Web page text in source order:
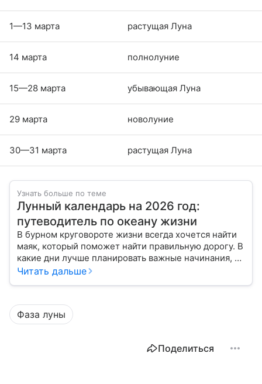
1—13 марта растущая Луна
14 марта полнолуние
15—28 марта убывающая Луна
29 марта новолуние
30—31 марта растущая Луна
Узнать больше по теме
Лунный календарь на 2026 год:
путеводитель по океану жизни
В бурном круговороте жизни всегда хочется найти
маяк, который поможет найти правильную дорогу. В
какие дни лучше планировать важные начинания, а
когда стоит уделить больше внимания
Читать дальше
Фаза луны
Поделиться